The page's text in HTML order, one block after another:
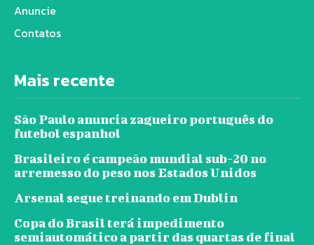
Anuncie
Contatos
Mais recente
São Paulo anuncia zagueiro português do
futebol espanhol
Brasileiro é campeão mundial sub-20 no
arremesso do peso nos Estados Unidos
Arsenal segue treinando em Dublin
Copa do Brasil terá impedimento
semiautomático a partir das quartas de final